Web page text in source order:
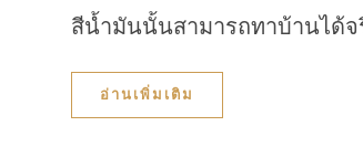
สีน้ำมันนั้นสามารถทาบ้านได้
อ่านเพิ่มเติม